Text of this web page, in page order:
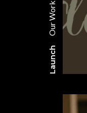
Launch
Our Work